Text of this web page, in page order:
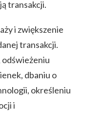
transakcji.
i zwiększenie
transakcji.
odświeżeniu
dbaniu o
określeniu
i